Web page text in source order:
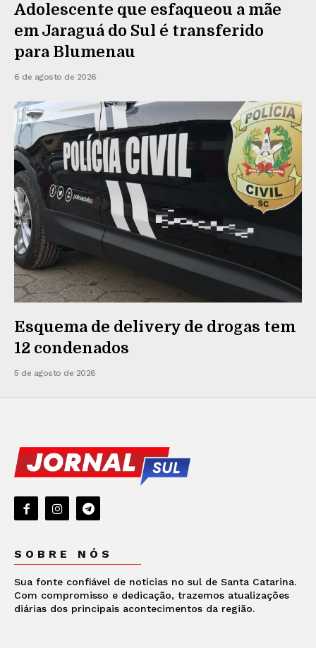
Adolescente que esfaqueou a mãe
em Jaraguá do Sul é transferido
para Blumenau
6 de agosto de 2026
Esquema de delivery de drogas tem
12 condenados
5 de agosto de 2026
SOBRE NÓS
Sua fonte confiável de notícias no sul de Santa Catarina.
Com compromisso e dedicação, trazemos atualizações
diárias dos principais acontecimentos da região.